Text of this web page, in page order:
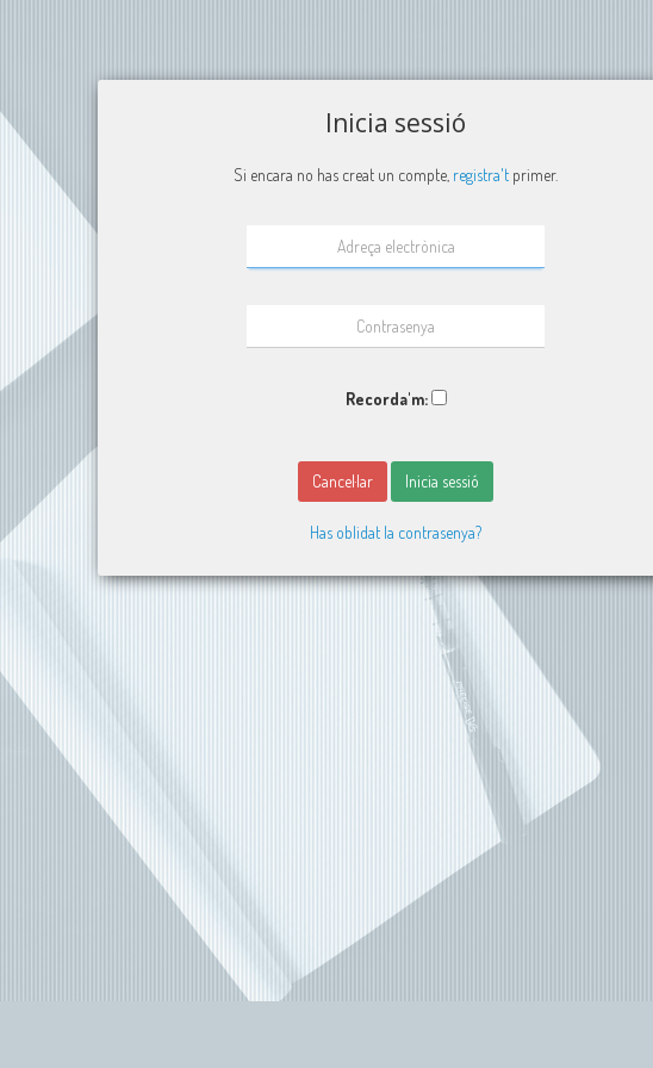
Inicia sessió
Si encara no has creat un compte, registra't primer.
Recorda'm:
Cancel·lar Inicia sessió
Has oblidat la contrasenya?